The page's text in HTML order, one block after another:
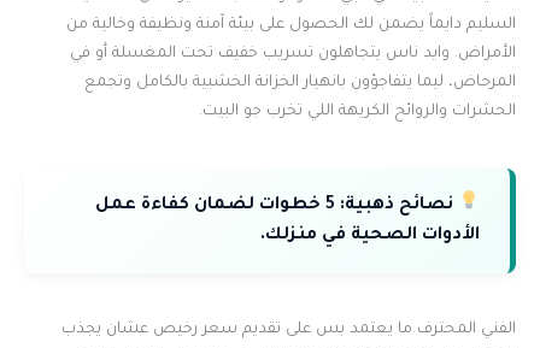
السليم دايماً يضمن لك الحصول على بيئة آمنة ونظيفة وخالية من
الأمراض. وايد ناس يتجاهلون تسريب خفيف تحت المغسلة أو في
المرحاض، ليما يتفاجؤون بانهيار الخزانة الخشبية بالكامل وتجمع
الحشرات والروائح الكريهة اللي تخرب جو البيت.
نصائح ذهبية:
5 خطوات لضمان كفاءة عمل
الأدوات الصحية في منزلك.
الفني المحترف ما يعتمد بس على تقديم سعر رخيص عشان يجذب